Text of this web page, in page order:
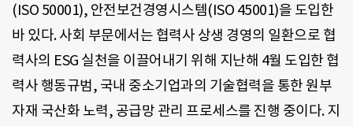
(ISO 50001), 안전보건경영시스템(ISO 45001)을 도입한
바 있다. 사회 부문에서는 협력사 상생 경영의 일환으로 협
력사의 ESG 실천을 이끌어내기 위해 지난해 4월 도입한 협
력사 행동규범, 국내 중소기업과의 기술협력을 통한 원부
자재 국산화 노력, 공급망 관리 프로세스를 진행 중이다. 지